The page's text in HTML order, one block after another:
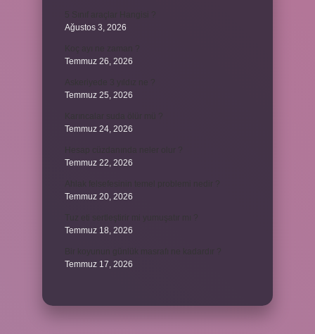
Ağustos 3, 2026
Temmuz 26, 2026
Temmuz 25, 2026
Temmuz 24, 2026
Temmuz 22, 2026
Temmuz 20, 2026
Temmuz 18, 2026
Temmuz 17, 2026